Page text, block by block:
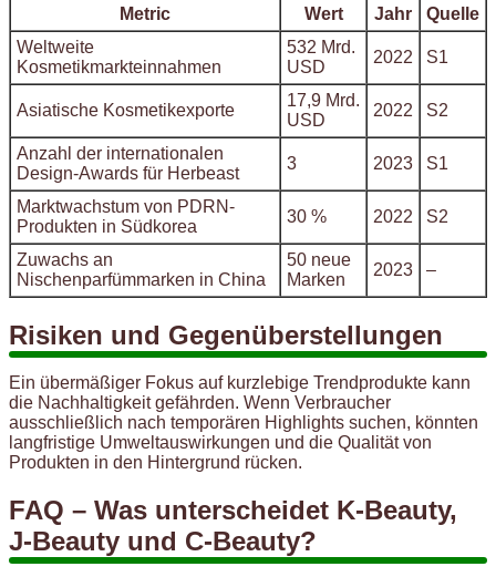
Metric Wert Jahr
Quelle
Weltweite
Kosmetikmarkteinnahmen
532 Mrd.
USD
2022 S1
Asiatische Kosmetikexporte
17,9 Mrd.
USD
2022 S2
Anzahl der internationalen
Design-Awards für Herbeast
3 2023 S1
Marktwachstum von PDRN-
Produkten in Südkorea
30 % 2022 S2
Zuwachs an
Nischenparfümmarken in China
50 neue
Marken
2023 –
Risiken und Gegenüberstellungen
Ein übermäßiger Fokus auf kurzlebige Trendprodukte kann
die Nachhaltigkeit gefährden. Wenn Verbraucher
ausschließlich nach temporären Highlights suchen, könnten
langfristige Umweltauswirkungen und die Qualität von
Produkten in den Hintergrund rücken.
FAQ – Was unterscheidet K-Beauty,
J-Beauty und C-Beauty?